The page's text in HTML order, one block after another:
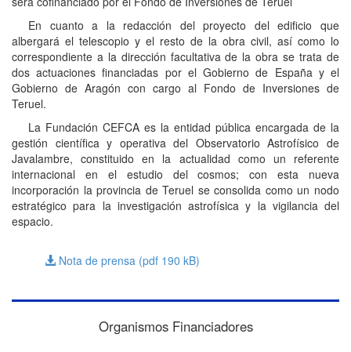
En cuanto a la redacción del proyecto del edificio que
albergará el telescopio y el resto de la obra civil, así como lo
correspondiente a la dirección facultativa de la obra se trata de
dos actuaciones financiadas por el Gobierno de España y el
Gobierno de Aragón con cargo al Fondo de Inversiones de
Teruel.
La Fundación CEFCA es la entidad pública encargada de la
gestión científica y operativa del Observatorio Astrofísico de
Javalambre, constituido en la actualidad como un referente
internacional en el estudio del cosmos; con esta nueva
incorporación la provincia de Teruel se consolida como un nodo
estratégico para la investigación astrofísica y la vigilancia del
espacio.
Nota de prensa (pdf 190 kB)
Organismos Financiadores